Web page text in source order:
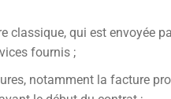
classique, qui est envoyée
fournis ;
notamment la facture